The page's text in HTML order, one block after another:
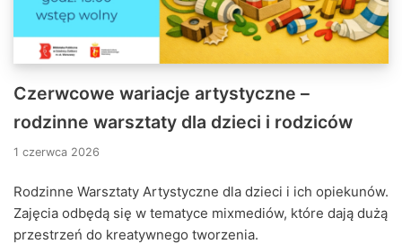
Czerwcowe wariacje artystyczne –
rodzinne warsztaty dla dzieci i rodziców
1 czerwca 2026
Rodzinne Warsztaty Artystyczne dla dzieci i ich opiekunów.
Zajęcia odbędą się w tematyce mixmediów, które dają dużą
przestrzeń do kreatywnego tworzenia.